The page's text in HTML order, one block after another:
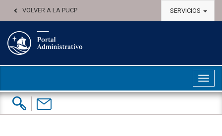
VOLVER A LA PUCP SERVICIOS
Buscar:
Contáctenos